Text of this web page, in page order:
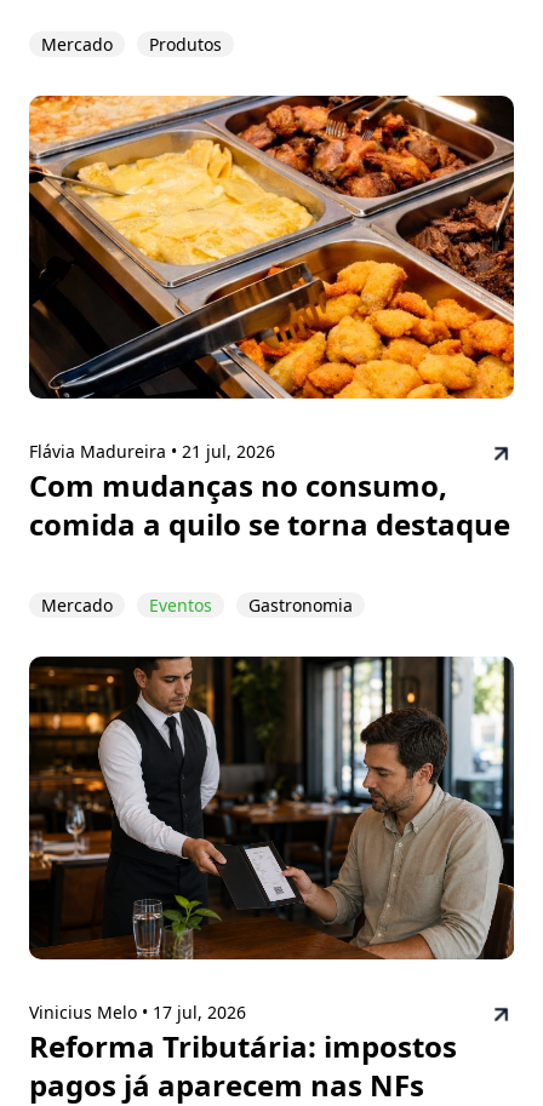
Mercado Produtos
Flávia Madureira • 21 jul, 2026
Com mudanças no consumo,
comida a quilo se torna destaque
Mercado Eventos Gastronomia
Vinicius Melo • 17 jul, 2026
Reforma Tributária: impostos
pagos já aparecem nas NFs